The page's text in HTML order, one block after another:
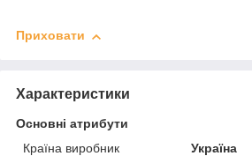
Приховати
Характеристики
Основні атрибути
Країна виробник
Україна